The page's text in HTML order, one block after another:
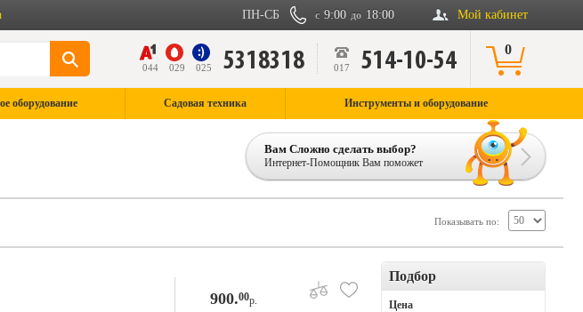
Мой кабинет
с 9:00 до 18:00
ПН-СБ
044 029 025 5318318 017 514-10-54 0
оборудование Садовая техника Инструменты и оборудование
Вам Сложно сделать выбор?
Интернет-Помощник Вам поможет
Показывать по:
900.00р.
Подбор
Цена